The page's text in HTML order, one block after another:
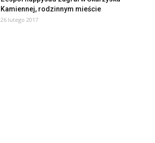
Kamiennej, rodzinnym mieście
26 lutego 2017